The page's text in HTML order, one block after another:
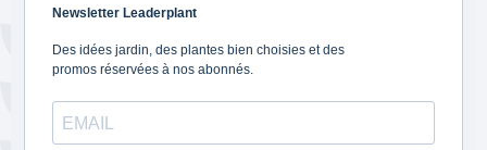
Newsletter Leaderplant
Des idées jardin, des plantes bien choisies et des
promos réservées à nos abonnés.